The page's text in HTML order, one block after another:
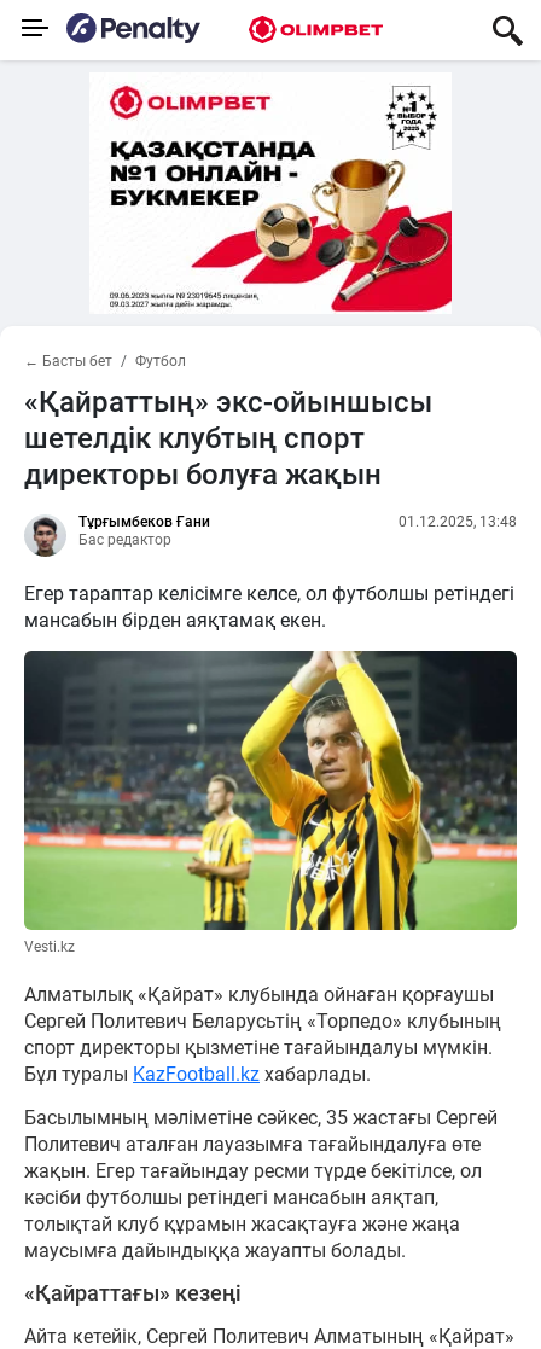
← Басты бет Футбол
«Қайраттың» экс-ойыншысы
шетелдік клубтың спорт
директоры болуға жақын
Тұрғымбеков Ғани
Бас редактор
01.12.2025, 13:48
Егер тараптар келісімге келсе, ол футболшы ретіндегі
мансабын бірден аяқтамақ екен.
Vesti.kz
Алматылық «Қайрат» клубында ойнаған қорғаушы
Сергей Политевич Беларусьтің «Торпедо» клубының
спорт директоры қызметіне тағайындалуы мүмкін.
Бұл туралы KazFootball.kz хабарлады.
Басылымның мәліметіне сәйкес, 35 жастағы Сергей
Политевич аталған лауазымға тағайындалуға өте
жақын. Егер тағайындау ресми түрде бекітілсе, ол
кәсіби футболшы ретіндегі мансабын аяқтап,
толықтай клуб құрамын жасақтауға және жаңа
маусымға дайындыққа жауапты болады.
«Қайраттағы» кезеңі
Айта кетейік, Сергей Политевич Алматының «Қайрат»